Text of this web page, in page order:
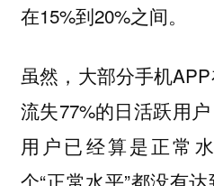
在15%到20%之间。
虽然，大部分手机
流失77%的日活跃用
用户已经算是正常